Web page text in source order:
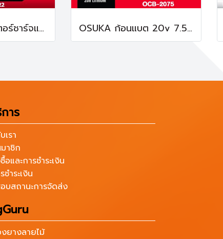
OSUKA อะแดปเตอร์ชาร์จแบต+ไฟฉาย OSBA5022 OSUKA ก้อนแบต 20v 7.5Ah OCB-2075 (สีเทา) V.24
าร
เรา
าชิก
อและการชำระเงิน
ชำระเงิน
บสถานะการจัดส่ง
งยางลายไม้